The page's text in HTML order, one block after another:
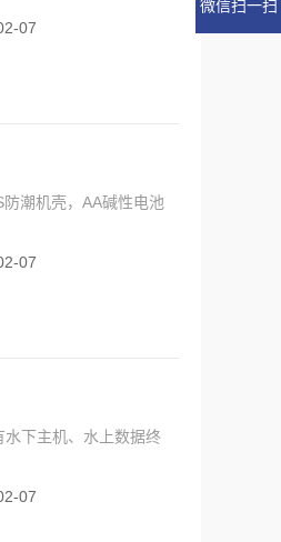
07
潮机壳，AA碱性电池
07
下主机、水上数据终
07
微信扫一扫